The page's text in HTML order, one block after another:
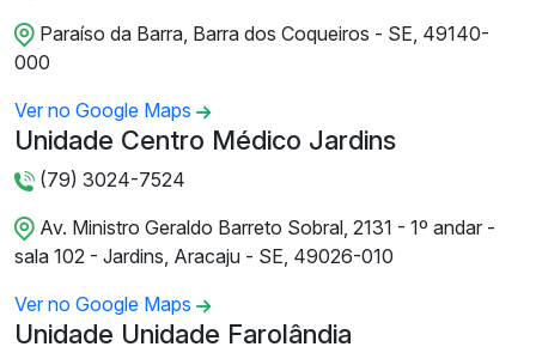
Paraíso da Barra, Barra dos Coqueiros - SE, 49140-
000
Ver no Google Maps
Unidade Centro Médico Jardins
(79) 3024-7524
Av. Ministro Geraldo Barreto Sobral, 2131 - 1º andar -
sala 102 - Jardins, Aracaju - SE, 49026-010
Ver no Google Maps
Unidade Unidade Farolândia